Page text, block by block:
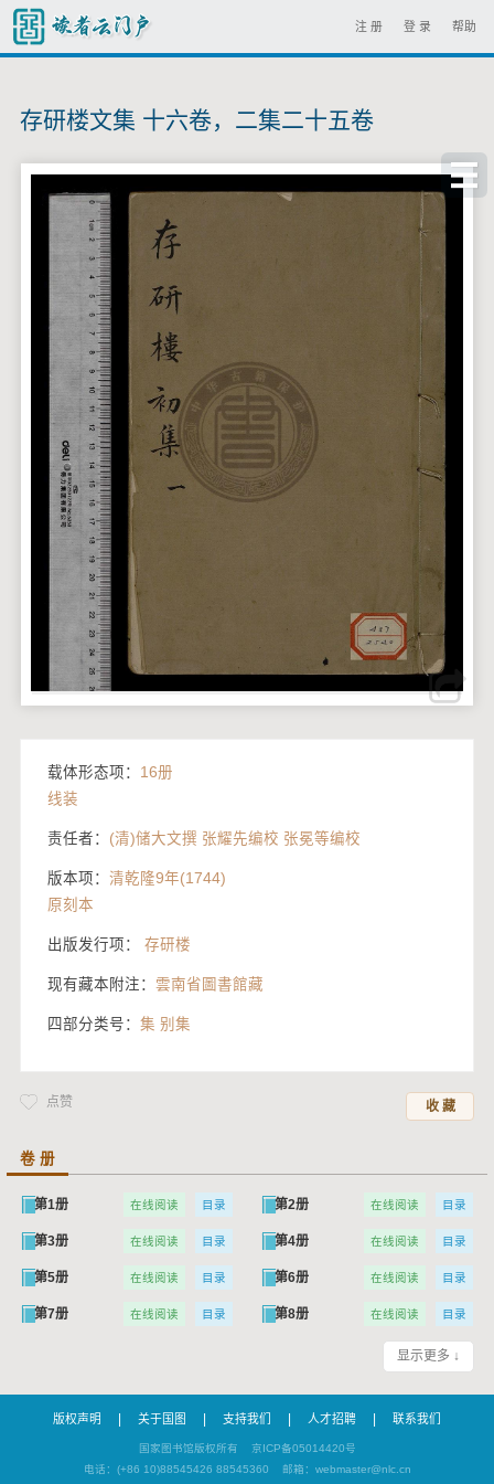
帮助
登 录
注 册
存研楼文集 十六卷，二集二十五卷
载体形态项： 16册
线装
责任者： (清)储大文撰 张耀先编校 张冕等编校
版本项： 清乾隆9年(1744)
原刻本
出版发行项： 存研楼
现有藏本附注： 雲南省圖書館藏
四部分类号： 集 别集
收 藏
点赞
卷 册
第1册 在线阅读 目录 第2册 在线阅读 目录
第3册 在线阅读 目录 第4册 在线阅读 目录
第5册 在线阅读 目录 第6册 在线阅读 目录
第7册 在线阅读 目录 第8册 在线阅读 目录
在线阅读 目录
第13册 在线阅读 目录 第14册 在线阅读
显示更多 ↓
版权声明 关于国图 支持我们 人才招聘 联系我们
国家图书馆版权所有
京ICP备05014420号
电话：(+86 10)88545426 88545360
邮箱：webmaster@nlc.cn